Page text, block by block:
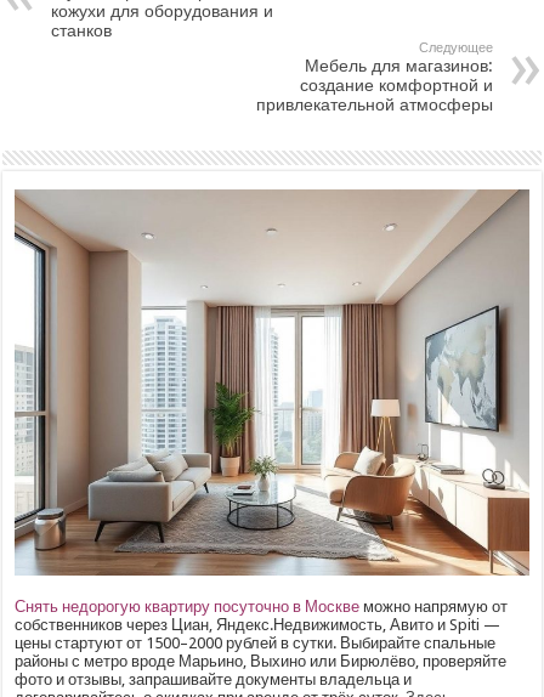
кожухи для оборудования и
станков
Следующее
Мебель для магазинов:
создание комфортной и
привлекательной атмосферы
Снять недорогую квартиру посуточно в Москве можно напрямую от
собственников через Циан, Яндекс.Недвижимость, Авито и Spiti —
цены стартуют от 1500–2000 рублей в сутки. Выбирайте спальные
районы с метро вроде Марьино, Выхино или Бирюлёво, проверяйте
фото и отзывы, запрашивайте документы владельца и